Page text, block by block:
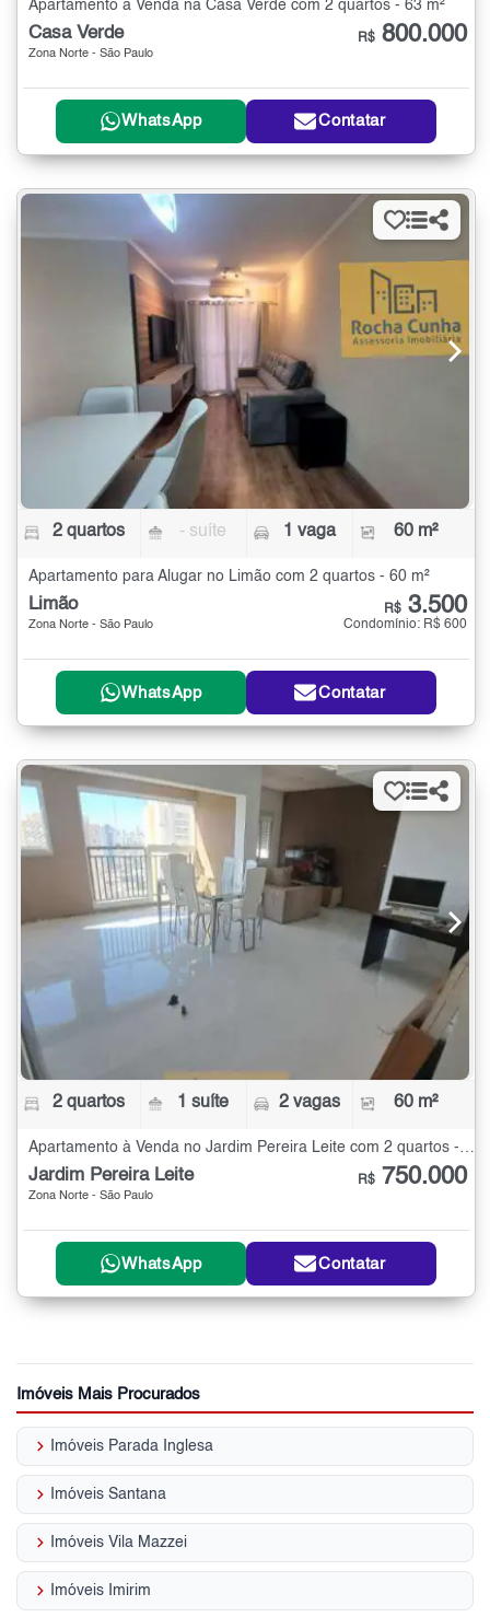
Apartamento à Venda na Casa Verde com 2 quartos - 63 m²
Casa Verde
Zona Norte - São Paulo
R$ 800.000
WhatsApp Contatar
2 quartos - suíte 1 vaga 60 m²
Apartamento para Alugar no Limão com 2 quartos - 60 m²
Limão
Zona Norte - São Paulo
R$ 3.500
Condomínio: R$ 600
WhatsApp Contatar
2 quartos 1 suíte 2 vagas 60 m²
Apartamento à Venda no Jardim Pereira Leite com 2 quartos - 60 m²
Jardim Pereira Leite
Zona Norte - São Paulo
R$ 750.000
WhatsApp Contatar
Imóveis Mais Procurados
keyboard_arrow_right Imóveis Parada Inglesa
keyboard_arrow_right Imóveis Santana
keyboard_arrow_right Imóveis Vila Mazzei
keyboard_arrow_right Imóveis Imirim